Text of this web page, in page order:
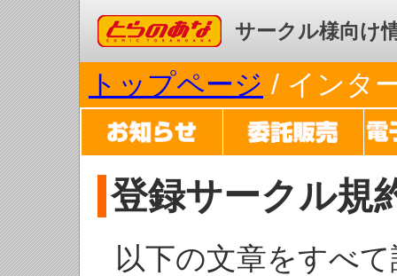
コミックとらのあな サークル様向け
トップページ / インタ
登録サークル規
以下の文章をすべ